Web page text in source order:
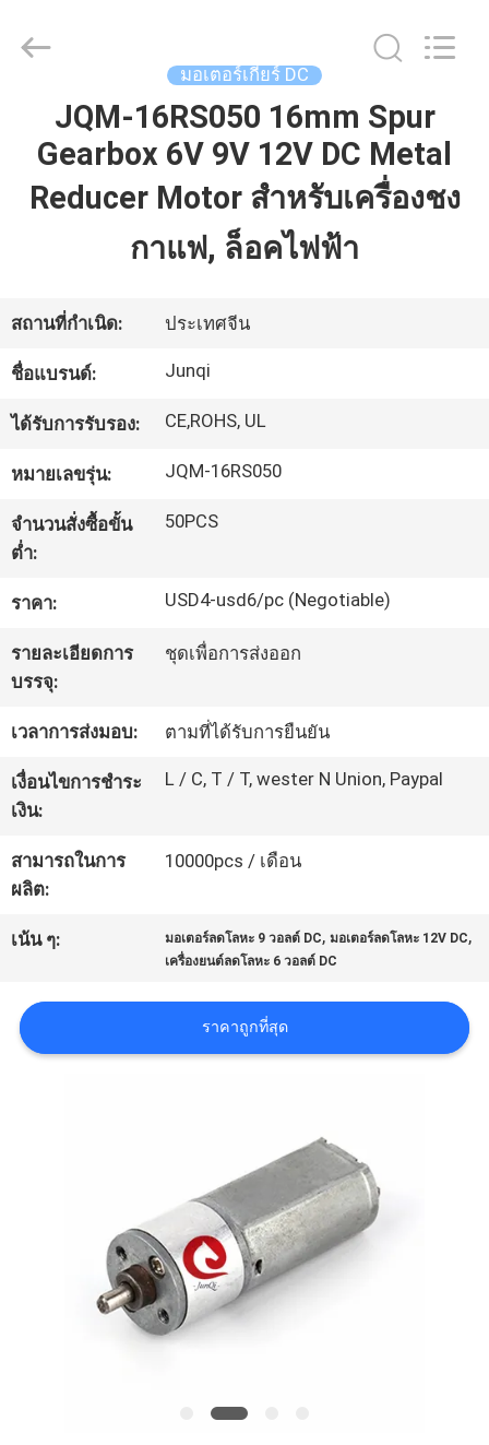
บ้าน
สินค้า
กับ
เรา
ทัวร์
โรงงาน
การ
ควบคุม
คุณภาพ
ติดต่อ
ข่าว
ขอ
ใบ
เว็บไซต์
Junqi
International
มอเตอร์เกียร์ DC
JQM-16RS050 16mm Spur
Gearbox 6V 9V 12V DC Metal
Reducer Motor สำหรับเครื่องชง
กาแฟ, ล็อคไฟฟ้า
สถานที่กำเนิด: ประเทศจีน
ชื่อแบรนด์: Junqi
ได้รับการรับรอง: CE,ROHS, UL
หมายเลขรุ่น: JQM-16RS050
จำนวนสั่งซื้อขั้น
ต่ำ:
50PCS
ราคา: USD4-usd6/pc (Negotiable)
รายละเอียดการ
บรรจุ:
ชุดเพื่อการส่งออก
เวลาการส่งมอบ: ตามที่ได้รับการยืนยัน
เงื่อนไขการชำระ
เงิน:
L / C, T / T, wester N Union, Paypal
สามารถในการ
ผลิต:
10000pcs / เดือน
เน้น ๆ: มอเตอร์ลดโลหะ 9 วอลต์ DC,มอเตอร์ลดโลหะ 12V DC,
เครื่องยนต์ลดโลหะ 6 วอลต์ DC
ราคาถูกที่สุด